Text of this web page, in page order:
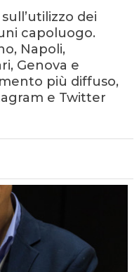
dei
capoluogo.
Napoli,
Genova e
più diffuso,
e Twitter